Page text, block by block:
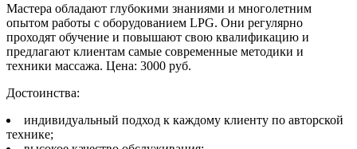
Мастера обладают глубокими знаниями и многолетним
опытом работы с оборудованием LPG. Они регулярно
проходят обучение и повышают свою квалификацию и
предлагают клиентам самые современные методики и
техники массажа. Цена: 3000 руб.
Достоинства:
индивидуальный подход к каждому клиенту по авторской
технике;